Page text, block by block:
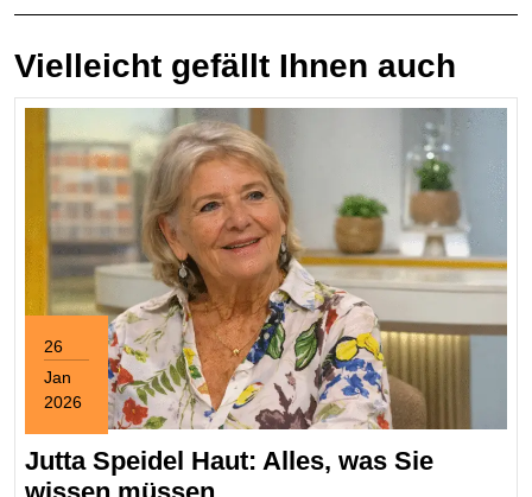
Vielleicht gefällt Ihnen auch
26
Jan
2026
26,
2026
Jutta Speidel Haut: Alles, was Sie